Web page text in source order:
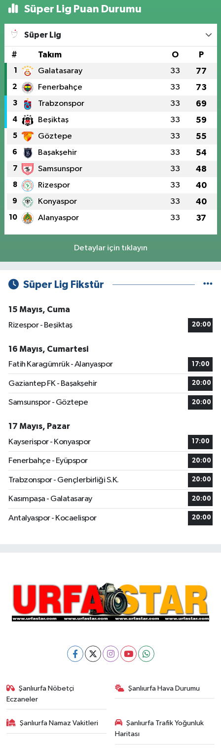
Süper Lig Puan Durumu
Süper Lig
# Takım O P
1 Galatasaray 33 77
2 Fenerbahçe 33 73
3 Trabzonspor 33 69
4 Beşiktaş 33 59
5 Göztepe 33 55
6 Başakşehir 33 54
7 Samsunspor 33 48
8 Rizespor 33 40
9 Konyaspor 33 40
10 Alanyaspor 33 37
Detaylar için tıklayın
Süper Lig Fikstür
15 Mayıs, Cuma
Rizespor - Beşiktaş
20:00
16 Mayıs, Cumartesi
Fatih Karagümrük - Alanyaspor
17:00
Gaziantep FK - Başakşehir 20:00
Samsunspor - Göztepe 20:00
17 Mayıs, Pazar
Kayserispor - Konyaspor
17:00
Fenerbahçe - Eyüpspor 20:00
Trabzonspor - Gençlerbirliği S.K. 20:00
Kasımpaşa - Galatasaray 20:00
Antalyaspor - Kocaelispor 20:00
Şanlıurfa Nöbetçi
Eczaneler
Şanlıurfa Hava Durumu
Şanlıurfa Namaz Vakitleri
Şanlıurfa Trafik Yoğunluk
Haritası